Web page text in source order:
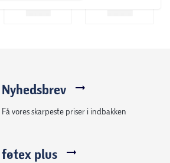
Nyhedsbrev
Få vores skarpeste priser i indbakken
føtex plus